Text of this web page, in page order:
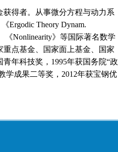
得者。从事微分方程与动力系
Ergodic Theory Dynam.
《Nonlinearity》等国际著名数学
点基金、国家面上基金、国家
年科技奖，1995年获国务院“政
学成果二等奖，2012年获宝钢优